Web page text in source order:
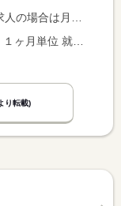
時間額を表示しています。
り転載)